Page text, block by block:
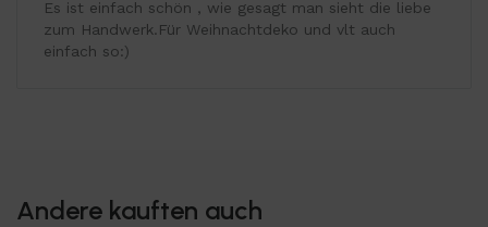
Es ist einfach schön , wie gesagt man sieht die liebe
zum Handwerk.Für Weihnachtdeko und vlt auch
einfach so:)
Andere kauften auch